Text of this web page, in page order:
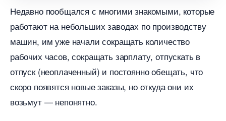
Недавно пообщался с многими знакомыми, которые
работают на небольших заводах по производству
машин, им уже начали сокращать количество
рабочих часов, сокращать зарплату, отпускать
отпуск (неоплаченный) и постоянно обещать, что
скоро появятся новые заказы, но откуда они их
озьмут — непонятно.